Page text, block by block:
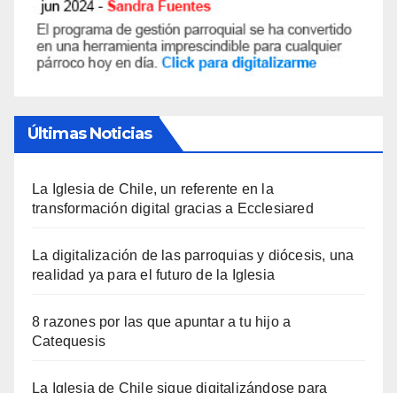
Últimas Noticias
La Iglesia de Chile, un referente en la
transformación digital gracias a Ecclesiared
La digitalización de las parroquias y diócesis, una
realidad ya para el futuro de la Iglesia
8 razones por las que apuntar a tu hijo a
Catequesis
La Iglesia de Chile sigue digitalizándose para